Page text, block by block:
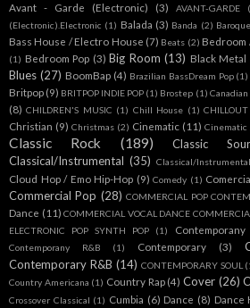
Avant - Garde (Electronic)
(3) AVANT-GARDE
(Electronic).Electronic (1) Balada (3) Banda (2)
Bass House / Electro House (7) Beats (2) Bedroom
(1) Bedroom Pop (3) Big Room (13) Black Metal
Blues (27) BoomBap (4) Brazilian BassDream Pop (1)
Britpop (9) BRITPOP INDIE POP (1) Brostep (1) Canadian
(8) CHILDREN'S MUSIC (1) Chill House (1) CHILLOUT
Christian (9) Christmas (2) Cinematic (11) Cinematic
Classic Rock (189) Classic
Classical/Instrumental (35) Classical/
Cloud Hop / Emo Hip-Hop (9) Comedy (1)
Commercial Pop (28) COMMERCIAL POP
Dance (11) COMMERCIAL VOCAL DANCE
ELECTRONIC POP SYNTH POP
(1) Contemporany
Contemporany R&B (1) Contemporary (3)
Contemporary R&B (14) CONTEMPORARY SOUL
Country Americana (1) Country Rap (4) Cover (26)
Crossover Classical (1) Cumbia (6) Dance (8) Dance